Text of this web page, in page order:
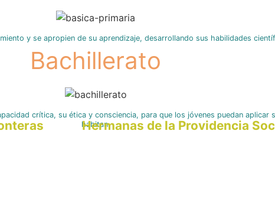
y se apropien de su aprendizaje, desarrollando sus habilidades
Bachillerato
crítica, su ética y consciencia, para que los jóvenes puedan aplicar
habitan.
y Hermanas de la Providencia